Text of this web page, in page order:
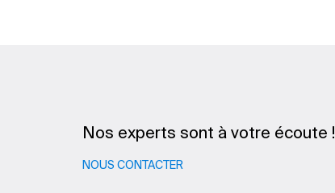
Nos experts sont à votre écoute !
NOUS CONTACTER